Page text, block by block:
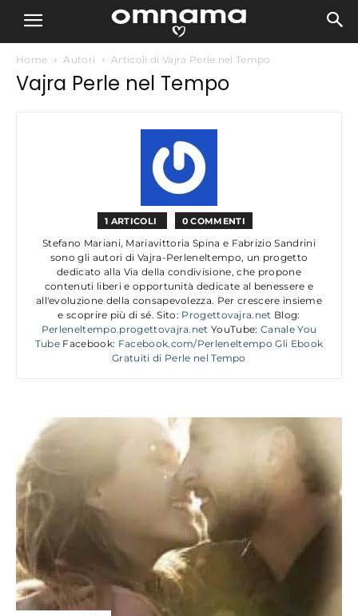
Home Autori Articoli di Vajra Perle nel Tempo
Vajra Perle nel Tempo
1 ARTICOLI 0 COMMENTI
Stefano Mariani, Mariavittoria Spina e Fabrizio Sandrini
sono gli autori di Vajra-Perleneltempo, un progetto
dedicato alla Via della condivisione, che propone
contenuti liberi e opportunità dedicate al benessere e
all'evoluzione della consapevolezza. Per crescere insieme
e scoprire più di sé. Sito: Progettovajra.net Blog:
Perleneltempo.progettovajra.net YouTube: Canale You
Tube Facebook: Facebook.com/Perleneltempo Gli Ebook
Gratuiti di Perle nel Tempo